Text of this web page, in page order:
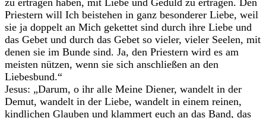
zu ertragen haben, mit Liebe und Geduld zu ertragen. Den
Priestern will Ich beistehen in ganz besonderer Liebe, weil
sie ja doppelt an Mich gekettet sind durch ihre Liebe und
das Gebet und durch das Gebet so vieler, vieler Seelen, mit
denen sie im Bunde sind. Ja, den Priestern wird es am
meisten nützen, wenn sie sich anschließen an den
Liebesbund.“
Jesus: „Darum, o ihr alle Meine Diener, wandelt in der
Demut, wandelt in der Liebe, wandelt in einem reinen,
kindlichen Glauben und klammert euch an das Band, das